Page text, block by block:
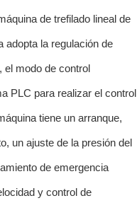
de trefilado lineal de
adopta la regulación de
el modo de control
PLC para realizar el control
tiene un arranque,
un ajuste de la presión del
de emergencia
y control de